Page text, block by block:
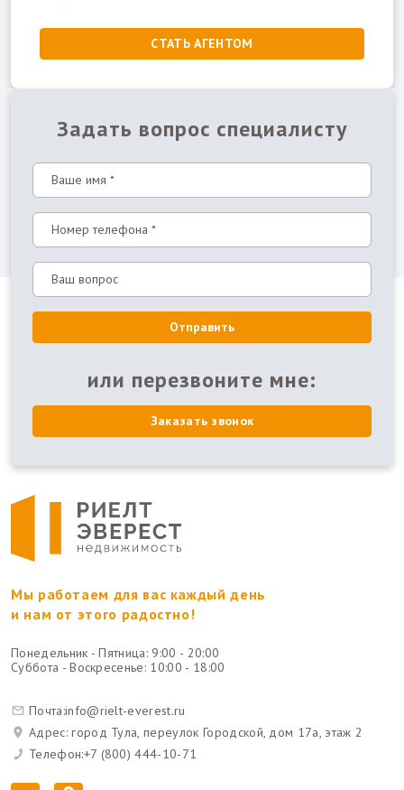
СТАТЬ АГЕНТОМ
Задать вопрос специалисту
Отправить
или перезвоните мне:
Заказать звонок
Мы работаем для вас каждый день
и нам от этого радостно!
Понедельник - Пятница: 9:00 - 20:00
Суббота - Воскресенье: 10:00 - 18:00
Почта:info@rielt-everest.ru
Адрес: город Тула, переулок Городской, дом 17а, этаж 2
Телефон:+7 (800) 444-10-71